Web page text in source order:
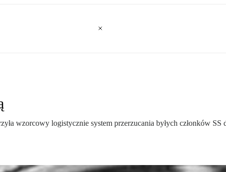
wzorcowy logistycznie system przerzucania byłych członków